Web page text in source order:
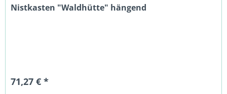
Nistkasten "Waldhütte" hängend
71,27 € *